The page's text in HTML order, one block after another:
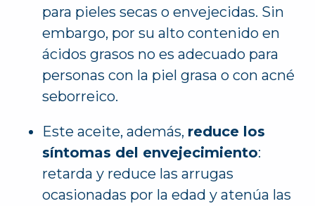
para pieles secas o envejecidas. Sin
embargo, por su alto contenido en
ácidos grasos no es adecuado para
personas con la piel grasa o con acné
seborreico.
Este aceite, además, reduce los
síntomas del envejecimiento:
retarda y reduce las arrugas
ocasionadas por la edad y atenúa las